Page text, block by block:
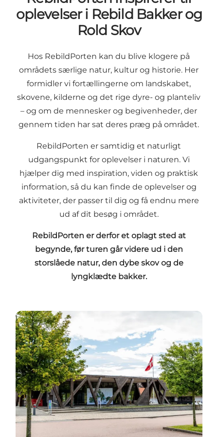
oplevelser i Rebild Bakker og
Rold Skov
Hos RebildPorten kan du blive klogere på
områdets særlige natur, kultur og historie. Her
formidler vi fortællingerne om landskabet,
skovene, kilderne og det rige dyre- og planteliv
– og om de mennesker og begivenheder, der
gennem tiden har sat deres præg på området.
RebildPorten er samtidig et naturligt
udgangspunkt for oplevelser i naturen. Vi
hjælper dig med inspiration, viden og praktisk
information, så du kan finde de oplevelser og
aktiviteter, der passer til dig og få endnu mere
ud af dit besøg i området.
RebildPorten er derfor et oplagt sted at
begynde, før turen går videre ud i den
storslåede natur, den dybe skov og de
lyngklædte bakker.